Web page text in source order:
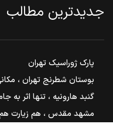
جدیدترین مطالب
پارک ژوراسیک تهران
بوستان شطرنج تهران ،
گنبد هارونیه ، تنها اثر به
مشهد مقدس ، هم زیارت